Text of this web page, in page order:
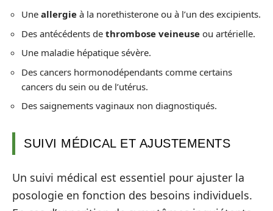
Une allergie à la norethisterone ou à l’un des excipients.
Des antécédents de thrombose veineuse ou artérielle.
Une maladie hépatique sévère.
Des cancers hormonodépendants comme certains
cancers du sein ou de l’utérus.
Des saignements vaginaux non diagnostiqués.
SUIVI MÉDICAL ET AJUSTEMENTS
Un suivi médical est essentiel pour ajuster la
posologie en fonction des besoins individuels.